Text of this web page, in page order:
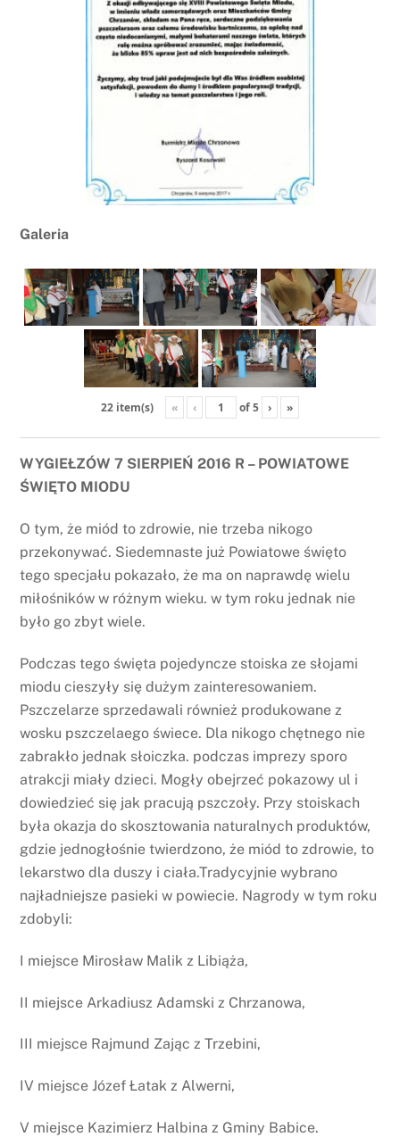
Galeria
22 item(s) « ‹ of5 › »
WYGIEŁZÓW 7 SIERPIEŃ 2016 R – POWIATOWE
ŚWIĘTO MIODU
O tym, że miód to zdrowie, nie trzeba nikogo
przekonywać. Siedemnaste już Powiatowe święto
tego specjału pokazało, że ma on naprawdę wielu
miłośników w różnym wieku. w tym roku jednak nie
było go zbyt wiele.
Podczas tego święta pojedyncze stoiska ze słojami
miodu cieszyły się dużym zainteresowaniem.
Pszczelarze sprzedawali również produkowane z
wosku pszczelaego świece. Dla nikogo chętnego nie
zabrakło jednak słoiczka. podczas imprezy sporo
atrakcji miały dzieci. Mogły obejrzeć pokazowy ul i
dowiedzieć się jak pracują pszczoły. Przy stoiskach
była okazja do skosztowania naturalnych produktów,
gdzie jednogłośnie twierdzono, że miód to zdrowie, to
lekarstwo dla duszy i ciała.Tradycyjnie wybrano
najładniejsze pasieki w powiecie. Nagrody w tym roku
zdobyli:
I miejsce Mirosław Malik z Libiąża,
II miejsce Arkadiusz Adamski z Chrzanowa,
III miejsce Rajmund Zając z Trzebini,
IV miejsce Józef Łatak z Alwerni,
V miejsce Kazimierz Halbina z Gminy Babice.